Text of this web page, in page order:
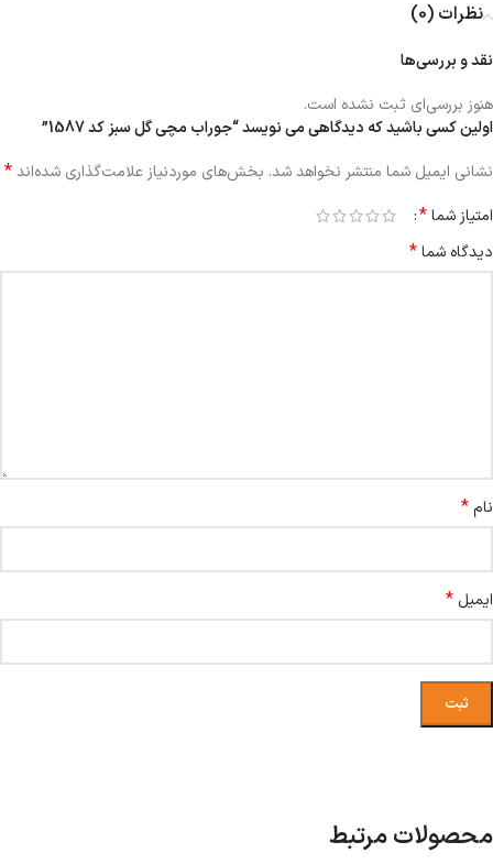
نظرات (0)
نقد و بررسی‌ها
هنوز بررسی‌ای ثبت نشده است.
اولین کسی باشید که دیدگاهی می نویسد “جوراب مچی گل سبز کد 1587”
نشانی ایمیل شما منتشر نخواهد شد. بخش‌های موردنیاز علامت‌گذاری شده‌اند*
امتیاز شما*
دیدگاه شما*
نام*
ایمیل *
محصولات مرتبط